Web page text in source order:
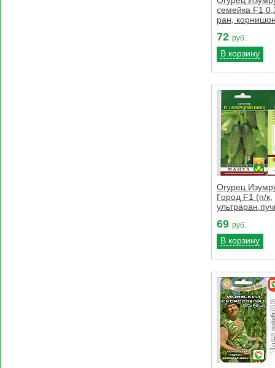
семейка F1
ран,
72 руб.
В корзину
Огурец
Город F1 (п/к,
69 руб.
В корзину